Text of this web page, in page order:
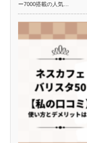
ー7000搭載の人気…